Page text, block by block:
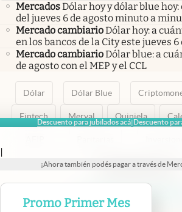
Descuento para jubilados acá|Descuento
|
¡Ahora también podés pagar a través de
Promo Primer Mes
MercadosDólar hoy y dólar blue
del jueves 6 de agosto minuto a
Mercado cambiarioDólar hoy: a
en los bancos de la City este jueves 6
Mercado cambiarioDólar blue: a
de agosto con el MEP y el CCL
Dólar Dólar Blue
Fintech Merval Quiniela
abre en nueva
abre enabre en
abre